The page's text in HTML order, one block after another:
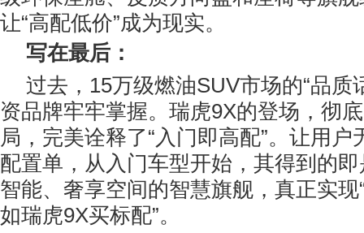
让“高配低价”成为现实。
写在最后：
过去，15万级燃油SUV市场的“品质
资品牌牢牢掌握。瑞虎9X的登场，彻
局，完美诠释了“入门即高配”。让用户
配置单，从入门车型开始，其得到的
智能、奢享空间的智慧旗舰，真正实现
如瑞虎9X买标配”。